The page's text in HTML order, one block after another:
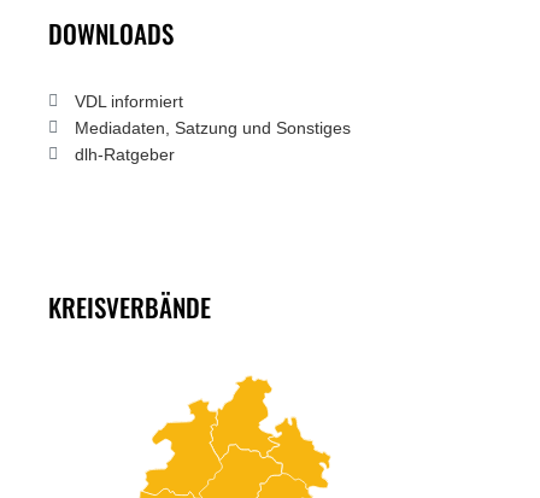
DOWNLOADS
VDL informiert
Mediadaten, Satzung und Sonstiges
dlh-Ratgeber
KREISVERBÄNDE